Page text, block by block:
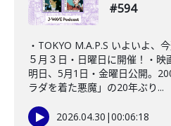
#594
・TOKYO M.A.P.S いよいよ、
５月３日・日曜日に開催！・映
明日、5月1日・金曜日公開。
ラダを着た悪魔」の20年ぶり...
2026.04.30 |00:06:18